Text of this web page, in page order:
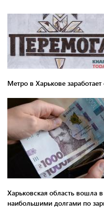
Метро в Харькове
Харьковская область вошла
наибольшими долгами по